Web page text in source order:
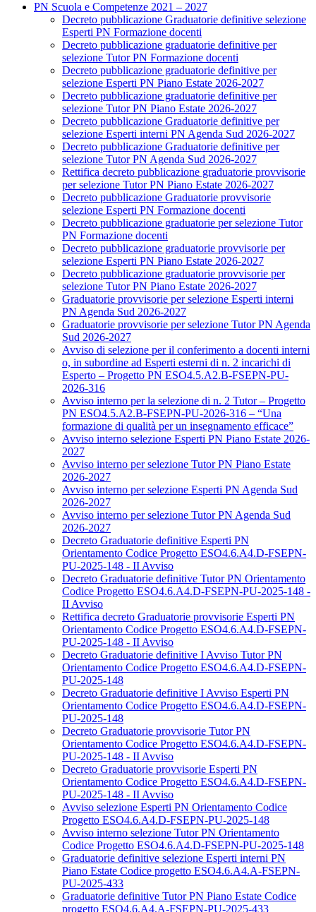
PN Scuola e Competenze 2021 – 2027
Decreto pubblicazione Graduatorie definitive selezione
Esperti PN Formazione docenti
Decreto pubblicazione graduatorie definitive per
selezione Tutor PN Formazione docenti
Decreto pubblicazione graduatorie definitive per
selezione Esperti PN Piano Estate 2026-2027
Decreto pubblicazione graduatorie definitive per
selezione Tutor PN Piano Estate 2026-2027
Decreto pubblicazione Graduatorie definitive per
selezione Esperti interni PN Agenda Sud 2026-2027
Decreto pubblicazione Graduatorie definitive per
selezione Tutor PN Agenda Sud 2026-2027
Rettifica decreto pubblicazione graduatorie provvisorie
per selezione Tutor PN Piano Estate 2026-2027
Decreto pubblicazione Graduatorie provvisorie
selezione Esperti PN Formazione docenti
Decreto pubblicazione graduatorie per selezione Tutor
PN Formazione docenti
Decreto pubblicazione graduatorie provvisorie per
selezione Esperti PN Piano Estate 2026-2027
Decreto pubblicazione graduatorie provvisorie per
selezione Tutor PN Piano Estate 2026-2027
Graduatorie provvisorie per selezione Esperti interni
PN Agenda Sud 2026-2027
Graduatorie provvisorie per selezione Tutor PN Agenda
Sud 2026-2027
Avviso di selezione per il conferimento a docenti interni
o, in subordine ad Esperti esterni di n. 2 incarichi di
Esperto – Progetto PN ESO4.5.A2.B-FSEPN-PU-
2026-316
Avviso interno per la selezione di n. 2 Tutor – Progetto
PN ESO4.5.A2.B-FSEPN-PU-2026-316 – “Una
formazione di qualità per un insegnamento efficace”
Avviso interno selezione Esperti PN Piano Estate 2026-
2027
Avviso interno per selezione Tutor PN Piano Estate
2026-2027
Avviso interno per selezione Esperti PN Agenda Sud
2026-2027
Avviso interno per selezione Tutor PN Agenda Sud
2026-2027
Decreto Graduatorie definitive Esperti PN
Orientamento Codice Progetto ESO4.6.A4.D-FSEPN-
PU-2025-148 - II Avviso
Decreto Graduatorie definitive Tutor PN Orientamento
Codice Progetto ESO4.6.A4.D-FSEPN-PU-2025-148 -
II Avviso
Rettifica decreto Graduatorie provvisorie Esperti PN
Orientamento Codice Progetto ESO4.6.A4.D-FSEPN-
PU-2025-148 - II Avviso
Decreto Graduatorie definitive I Avviso Tutor PN
Orientamento Codice Progetto ESO4.6.A4.D-FSEPN-
PU-2025-148
Decreto Graduatorie definitive I Avviso Esperti PN
Orientamento Codice Progetto ESO4.6.A4.D-FSEPN-
PU-2025-148
Decreto Graduatorie provvisorie Tutor PN
Orientamento Codice Progetto ESO4.6.A4.D-FSEPN-
PU-2025-148 - II Avviso
Decreto Graduatorie provvisorie Esperti PN
Orientamento Codice Progetto ESO4.6.A4.D-FSEPN-
PU-2025-148 - II Avviso
Avviso selezione Esperti PN Orientamento Codice
Progetto ESO4.6.A4.D-FSEPN-PU-2025-148
Avviso interno selezione Tutor PN Orientamento
Codice Progetto ESO4.6.A4.D-FSEPN-PU-2025-148
Graduatorie definitive selezione Esperti interni PN
Piano Estate Codice progetto ESO4.6.A4.A-FSEPN-
PU-2025-433
Graduatorie definitive Tutor PN Piano Estate Codice
progetto ESO4.6.A4.A-FSEPN-PU-2025-433